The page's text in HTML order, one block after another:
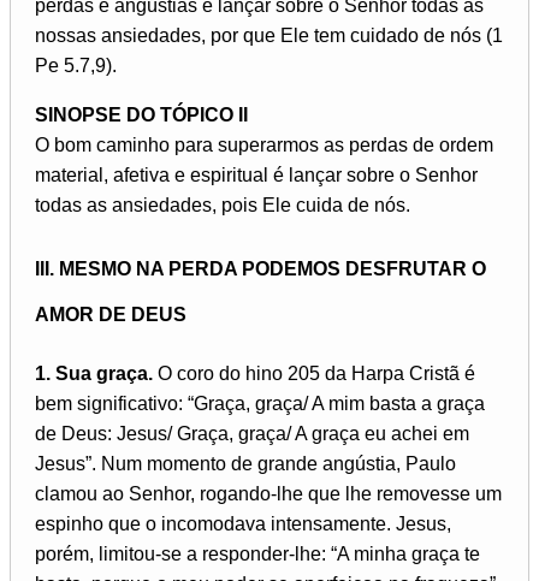
perdas e angústias é lançar sobre o Senhor todas as
nossas ansiedades, por que Ele tem cuidado de nós (1
Pe 5.7,9).
SINOPSE DO TÓPICO II
O bom caminho para superarmos as perdas de ordem
material, afetiva e espiritual é lançar sobre o Senhor
todas as ansiedades, pois Ele cuida de nós.
III. MESMO NA PERDA PODEMOS DESFRUTAR O
AMOR DE DEUS
1. Sua graça. O coro do hino 205 da Harpa Cristã é
bem significativo: “Graça, graça/ A mim basta a graça
de Deus: Jesus/ Graça, graça/ A graça eu achei em
Jesus”. Num momento de grande angústia, Paulo
clamou ao Senhor, rogando-lhe que lhe removesse um
espinho que o incomodava intensamente. Jesus,
porém, limitou-se a responder-lhe: “A minha graça te